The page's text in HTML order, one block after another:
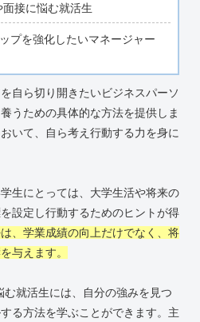
接に悩む就活生
プを強化したいマネージャー
自ら切り開きたいビジネスパーソ
うための具体的な方法を提供しま
いて、自ら考え行動する力を身に
生にとっては、大学生活や将来の
設定し行動するためのヒントが得
、学業成績の向上だけでなく、将
与えます。
就活生には、自分の強みを見つ
る方法を学ぶことができます。主